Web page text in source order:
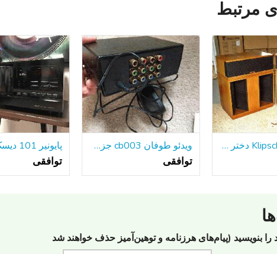
مرتبط
نقدی برای Klipsch دختر خوشگل خود را و یا لا اسکالا ویدئو طوفان cb003 جزء ویدئو توزیع آمپر
توافقی توافقی
را بنویسید (پیام‌های هرزنامه‌ و توهین‌آمیز حذف خواهند شد